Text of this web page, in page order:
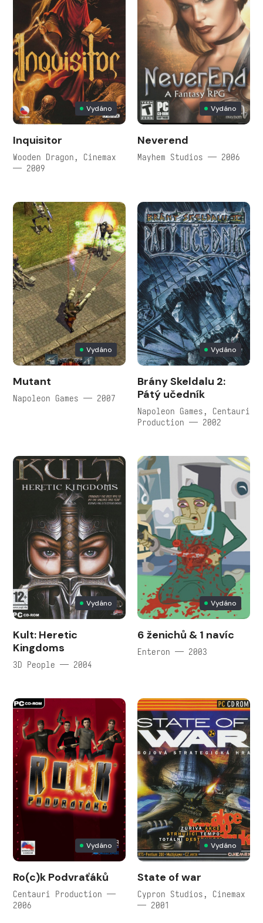
Vydáno
Inquisitor
Wooden Dragon, Cinemax
— 2009
Vydáno
Neverend
Mayhem Studios — 2006
Vydáno
Mutant
Napoleon Games — 2007
Vydáno
Brány Skeldalu 2:
Pátý učedník
Napoleon Games, Centauri
Production — 2002
Vydáno
Kult: Heretic
Kingdoms
3D People — 2004
Vydáno
6 ženichů & 1 navíc
Enteron — 2003
Vydáno
Ro(c)k Podvraťáků
Centauri Production —
2006
Vydáno
State of war
Cypron Studios, Cinemax
— 2001